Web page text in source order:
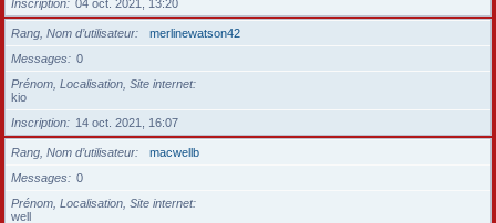
Inscription
04 oct. 2021, 13:20
Rang, Nom d’utilisateur
merlinewatson42
Messages
0
Prénom, Localisation, Site internet
kio
Inscription
14 oct. 2021, 16:07
Rang, Nom d’utilisateur
macwellb
Messages
0
Prénom, Localisation, Site internet
well